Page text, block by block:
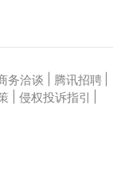
务洽谈 腾讯招聘
侵权投诉指引